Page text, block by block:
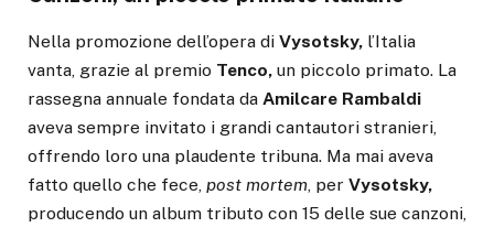
Nella promozione dell’opera di Vysotsky, l’Italia
vanta, grazie al premio Tenco, un piccolo primato. La
rassegna annuale fondata da Amilcare Rambaldi
aveva sempre invitato i grandi cantautori stranieri,
offrendo loro una plaudente tribuna. Ma mai aveva
fatto quello che fece, post mortem , per Vysotsky,
producendo un album tributo con 15 delle sue canzoni,